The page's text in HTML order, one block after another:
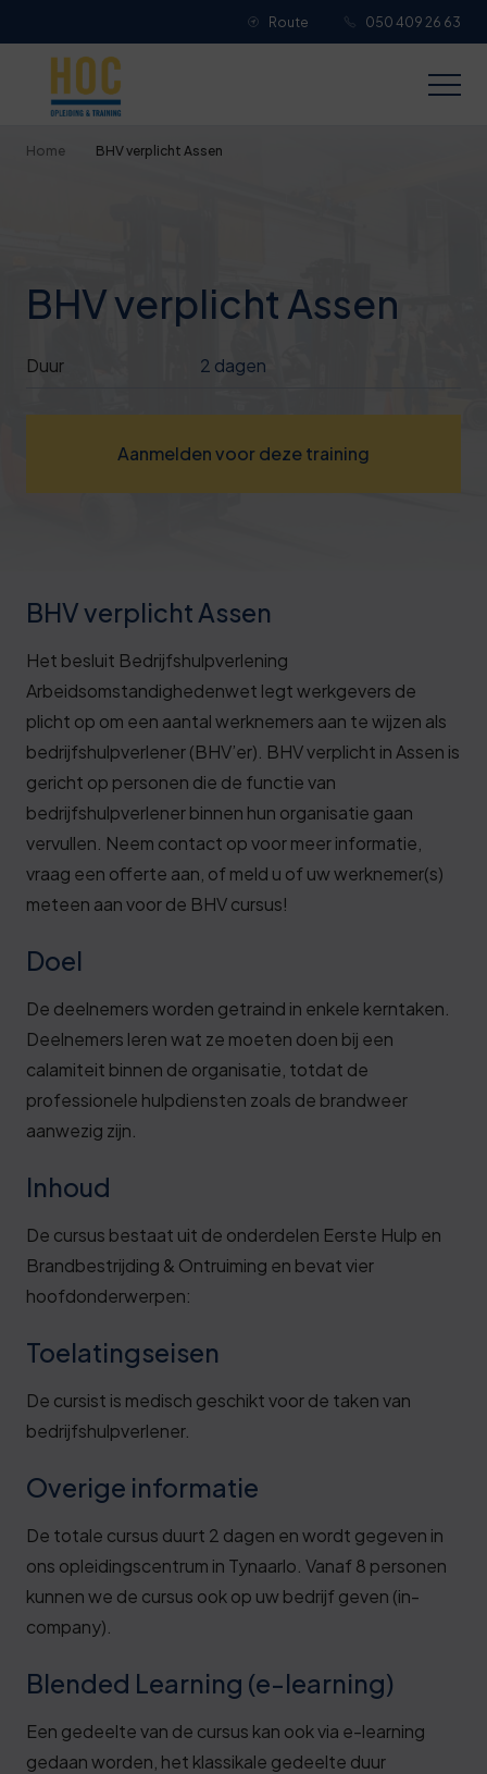
Route 050 409 26 63
Home BHV verplicht Assen
BHV verplicht Assen
Duur 2 dagen
Aanmelden voor deze training
BHV verplicht Assen
Het besluit Bedrijfshulpverlening
Arbeidsomstandighedenwet legt werkgevers de
plicht op om een aantal werknemers aan te wijzen als
bedrijfshulpverlener (BHV’er). BHV verplicht in Assen is
gericht op personen die de functie van
bedrijfshulpverlener binnen hun organisatie gaan
vervullen. Neem contact op voor meer informatie,
vraag een offerte aan, of meld u of uw werknemer(s)
meteen aan voor de BHV cursus!
Doel
De deelnemers worden getraind in enkele kerntaken.
Deelnemers leren wat ze moeten doen bij een
calamiteit binnen de organisatie, totdat de
professionele hulpdiensten zoals de brandweer
aanwezig zijn.
Inhoud
De cursus bestaat uit de onderdelen Eerste Hulp en
Brandbestrijding & Ontruiming en bevat vier
hoofdonderwerpen:
Toelatingseisen
De cursist is medisch geschikt voor de taken van
bedrijfshulpverlener.
Overige informatie
De totale cursus duurt 2 dagen en wordt gegeven in
ons opleidingscentrum in Tynaarlo. Vanaf 8 personen
kunnen we de cursus ook op uw bedrijf geven (in-
company).
Blended Learning (e-learning)
Een gedeelte van de cursus kan ook via e-learning
gedaan worden, het klassikale gedeelte duur
Je overall waardering
Titel van je beoordeling
Je naam